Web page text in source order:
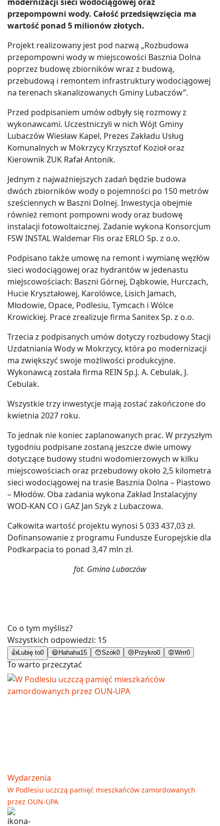
przepompowni wody. Całość przedsięwzięcia ma
wartość ponad 5 milionów złotych.
Projekt realizowany jest pod nazwą „Rozbudowa
przepompowni wody w miejscowości Basznia Dolna
poprzez budowę zbiorników wraz z budową,
przebudową i remontem infrastruktury wodociągowej
na terenach skanalizowanych Gminy Lubaczów”.
Przed podpisaniem umów odbyły się rozmowy z
wykonawcami. Uczestniczyli w nich Wójt Gminy
Lubaczów Wiesław Kapel, Prezes Zakładu Usług
Komunalnych w Mokrzycy Krzysztof Kozioł oraz
Kierownik ZUK Rafał Antonik.
Jednym z najważniejszych zadań będzie budowa
dwóch zbiorników wody o pojemności po 150 metrów
sześciennych w Baszni Dolnej. Inwestycja obejmie
również remont pompowni wody oraz budowę
instalacji fotowoltaicznej. Zadanie wykona Konsorcjum
FSW INSTAL Waldemar Flis oraz ERLO Sp. z o.o.
Podpisano także umowę na remont i wymianę węzłów
sieci wodociągowej oraz hydrantów w jedenastu
miejscowościach: Baszni Górnej, Dąbkowie, Hurczach,
Hucie Kryształowej, Karolówce, Lisich Jamach,
Młodowie, Opace, Podlesiu, Tymcach i Wólce
Krowickiej. Prace zrealizuje firma Sanitex Sp. z o.o.
Trzecia z podpisanych umów dotyczy rozbudowy Stacji
Uzdatniania Wody w Mokrzycy, która po modernizacji
ma zwiększyć swoje możliwości produkcyjne.
Wykonawcą została firma REIN Sp.J. A. Cebulak, J.
Cebulak.
Wszystkie trzy inwestycje mają zostać zakończone do
kwietnia 2027 roku.
To jednak nie koniec zaplanowanych prac. W przyszłym
tygodniu podpisane zostaną jeszcze dwie umowy
dotyczące budowy studni wodomierzowych w kilku
miejscowościach oraz przebudowy około 2,5 kilometra
sieci wodociągowej na trasie Basznia Dolna – Piastowo
– Młodów. Oba zadania wykona Zakład Instalacyjny
WOD-KAN CO i GAZ Jan Szyk z Lubaczowa.
Całkowita wartość projektu wynosi 5 033 437,03 zł.
Dofinansowanie z programu Fundusze Europejskie dla
Podkarpacia to ponad 3,47 mln zł.
fot. Gmina Lubaczów
Co o tym myślisz?
Wszystkich odpowiedzi: 15
👍 Lubię to0 😄 Hahaha15 😯Szok0 😢 Przykro0 😡Wrrr0
To warto przeczytać
Wydarzenia
W Podlesiu uczczą pamięć mieszkańców zamordowanych
przez OUN-UPA